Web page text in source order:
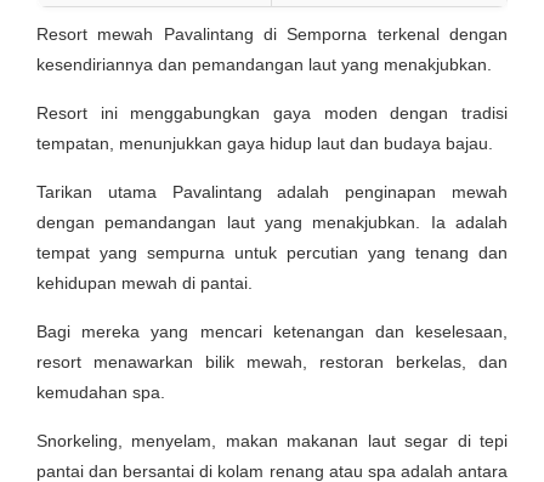
Resort mewah Pavalintang di Semporna terkenal dengan
kesendiriannya dan pemandangan laut yang menakjubkan.
Resort ini menggabungkan gaya moden dengan tradisi
tempatan, menunjukkan gaya hidup laut dan budaya bajau.
Tarikan utama Pavalintang adalah penginapan mewah
dengan pemandangan laut yang menakjubkan. Ia adalah
tempat yang sempurna untuk percutian yang tenang dan
kehidupan mewah di pantai.
Bagi mereka yang mencari ketenangan dan keselesaan,
resort menawarkan bilik mewah, restoran berkelas, dan
kemudahan spa.
Snorkeling, menyelam, makan makanan laut segar di tepi
pantai dan bersantai di kolam renang atau spa adalah antara